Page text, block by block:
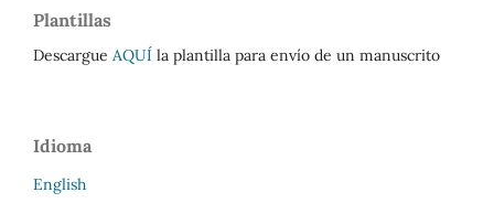
Plantillas
Descargue AQUÍ la plantilla para envío de un manuscrito
Idioma
English